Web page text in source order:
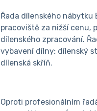
Řada dílenského
pracoviště za nižší cenu,
dílenského zpracování.
vybavení dílny: dílenský
dílenská skříň.
Oproti profesionálním